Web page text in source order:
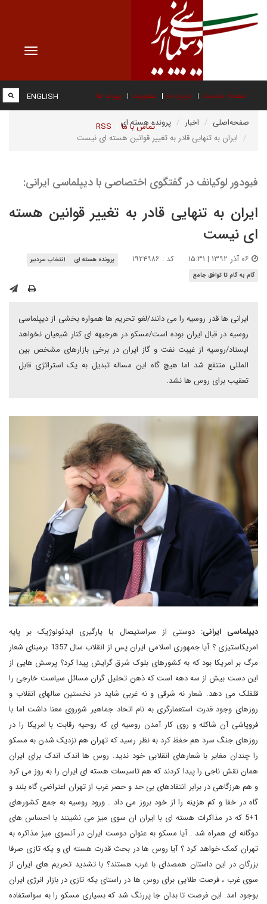
Toggle
صفحه نخست درباره ما عضویت پیوند ها
تماس با ما RSS
ENGLISH
صفحه‌اصلی اخبار
پرونده هسته ای
ایران به تنهایی قادر به تغییر قوانین هسته ای نیست
فیودور لوکیانف در گفتگوی اختصاصی با دیپلماسی ایرانی:
ایران به تنهایی قادر به تغییر قوانین هسته
ای نیست
کد : ۱۹۲۴۹۸۶ پرونده هسته ای
انتخاب سردبیر
گام به گام تا توافق جامع
ایرانی ها قدر روسیه را می دانند/لغو تحریم ها همواره بخشی از دیپلماسی
روسیه در قبال ایران بوده است/مسکو در هرجبهه ای کنار شیعیان نخواهد
ایستاد/روسیه از غیبت نفت و گاز ایران در برخی بازارهای مشخص بین
المللی متنفع شد اما هیچ گاه این مساله تبدیل به یک استراتژی قابل
تعقیب برای روس ها نشد.
دیپلماسی ایرانی: دوستی از سراستیصال یا یارگیری ایدئولوژیک بر پایه
امریکاستیزی ؟ آیا جمهوری اسلامی ایران پس از انقلاب سال 1357 برمبنای شعار
مرگ بر امریکا بود که به کشورهای بلوک شرق گرایش پیدا کرد؟ پرسش هایی از
این دست بیش از سه دهه است که ذهن تحلیل گران مسائل سیاست خارجی را
قلقلک می دهد. شعار نه شرقی و نه غربی شاید در نخستین سالهای انقلاب و
روزهای وجود قدرت استعمارگری به نام اتحاد جماهیر شوروی معنا داشت اما با
فروپاشی آن شاکله و روی کار آمدن روسیه ای که روحیه رقابت با امریکا را در
روزهای جنگ سرد هم حفظ کرد به نظر رسید که تهران هم نزدیک شدن به مسکو
را چندان مغایر با شعارهای انقلابی خود ندید. روس ها اندک اندک برای ایران
همان نقش ناجی را پیدا کردند که هم تاسیسات هسته ای ایران را به روز می کرد
و هم هرزگاهی در برابر انتقادهای بی حد و حصر غرب از تهران اعتراضی گاه بلند و
گاه در خفا و کم هزینه را از خود بروز می داد . ورود روسیه به جمع کشورهای
1+5 که در مذاکرات هسته ای با ایران ان سوی میز می نشینند با احساس های
دوگانه ای همراه شد . آیا مسکو به عنوان دوست ایران در آنسوی میز مذاکره به
تهران کمک خواهد کرد ؟ آیا روس ها در بحث قدرت هسته ای و یکه تازی صرفا
بزرگان در این داستان همصدای با غرب هستند؟ با تشدید تحریم های ایران از
سوی غرب ، فرصت طلایی برای روس ها در راستای یکه تازی در بازار انرژی ایران
بوجود امد. این فرصت تا بدان جا پررنگ شد که بسیاری مسکو را به سواستفاده